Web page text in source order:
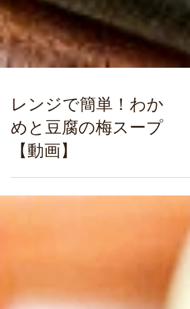
レンジで簡単！わか
めと豆腐の梅スープ
【動画】